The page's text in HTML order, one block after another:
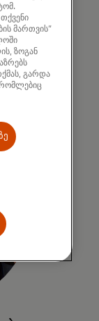
მართვის“
ზოგან
გარდა